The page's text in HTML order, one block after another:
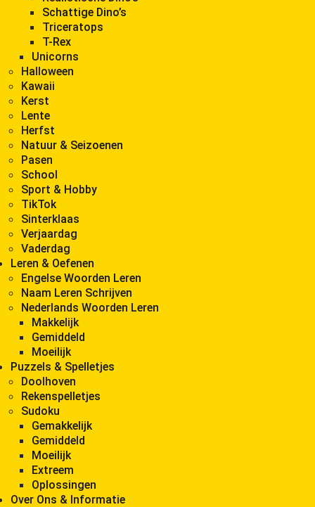
Schattige Dino’s
Triceratops
T-Rex
Unicorns
Halloween
Kawaii
Kerst
Lente
Herfst
Natuur & Seizoenen
Pasen
School
Sport & Hobby
TikTok
Sinterklaas
Verjaardag
Vaderdag
Leren & Oefenen
Engelse Woorden Leren
Naam Leren Schrijven
Nederlands Woorden Leren
Makkelijk
Gemiddeld
Moeilijk
Puzzels & Spelletjes
Doolhoven
Rekenspelletjes
Sudoku
Gemakkelijk
Gemiddeld
Moeilijk
Extreem
Oplossingen
Over Ons & Informatie